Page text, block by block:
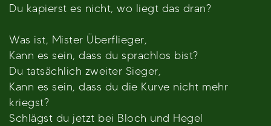
Du kapierst es nicht, wo liegt das dran?
Was ist, Mister Überflieger,
Kann es sein, dass du sprachlos bist?
Du tatsächlich zweiter Sieger,
Kann es sein, dass du die Kurve nicht mehr
kriegst?
Schlägst du jetzt bei Bloch und Hegel